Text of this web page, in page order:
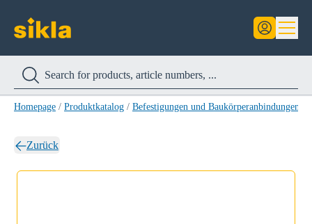
Homepage / Produktkatalog / Befestigungen und Baukörperanbindungen
Zurück